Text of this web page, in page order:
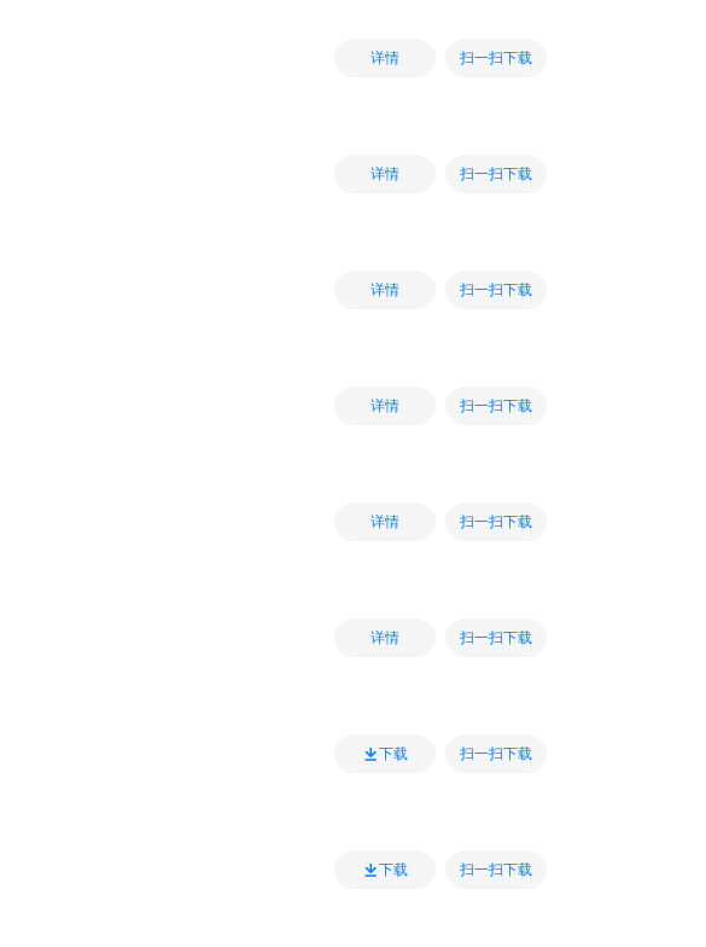
详情 扫一扫下载
详情 扫一扫下载
详情 扫一扫下载
详情 扫一扫下载
详情 扫一扫下载
详情 扫一扫下载
下载 扫一扫下载
下载 扫一扫下载